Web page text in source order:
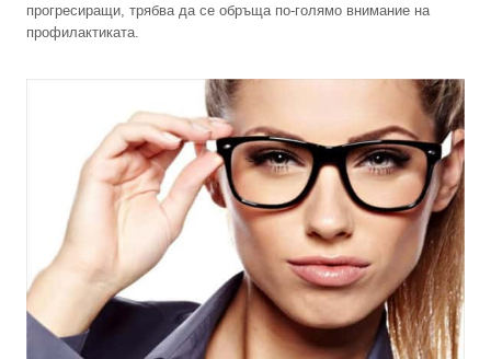
прогресиращи, трябва да се обръща по-голямо внимание на
профилактиката.